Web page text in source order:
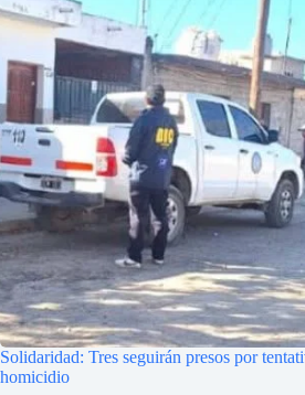
Solidaridad: Tres seguirán presos por
homicidio